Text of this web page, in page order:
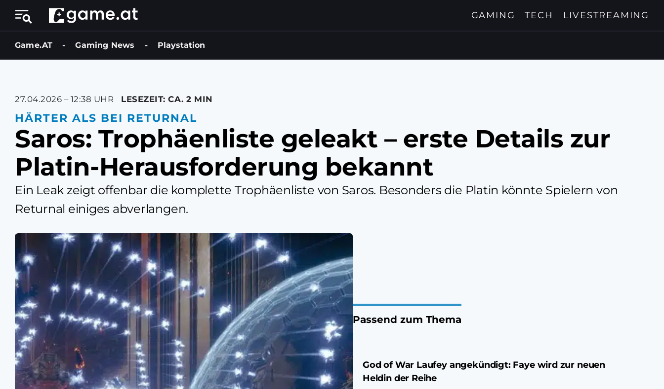
GAMING TECH LIVESTREAMING
Game.AT - Gaming News - Playstation
27.04.2026 – 12:38 UHR LESEZEIT: CA. 2 MIN
HÄRTER ALS BEI RETURNAL
Saros: Trophäenliste geleakt – erste Details zur
Platin-Herausforderung bekannt
Ein Leak zeigt offenbar die komplette Trophäenliste von Saros. Besonders die Platin könnte Spielern von
Returnal einiges abverlangen.
Passend zum Thema
God of War Laufey angekündigt: Faye wird zur neuen
Heldin der Reihe